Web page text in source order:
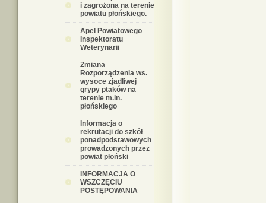
i zagrożona na terenie
powiatu płońskiego.
Apel Powiatowego
Inspektoratu
Weterynarii
Zmiana
Rozporządzenia ws.
wysoce zjadliwej
grypy ptaków na
terenie m.in.
płońskiego
Informacja o
rekrutacji do szkół
ponadpodstawowych
prowadzonych przez
powiat płoński
INFORMACJA O
WSZCZĘCIU
POSTĘPOWANIA